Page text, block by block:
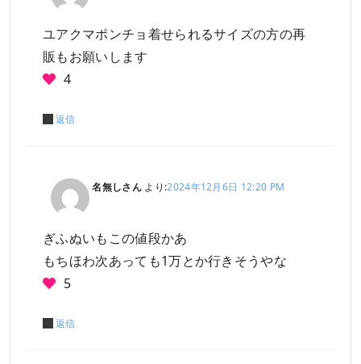
ユアクマポンチョ着せられるサイズの方の再
販もお願いします
4
返信
名無しさん より:2024年12月6日 12:20 PM
ぎふぬいもこの値段かあ
もちほわ次あっても1万とか行きそうやな
5
返信